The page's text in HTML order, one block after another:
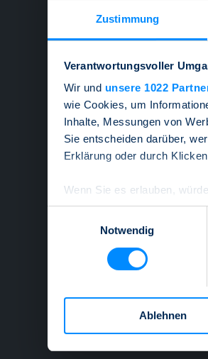
Zustimmung
Verantwortungsvoller
Wir und unsere 1022
wie Cookies, um
Inhalte, Messungen von
Sie entscheiden darüber,
Erklärung oder durch
Wenn Sie es erlauben,
Informationen über
Ihr Gerät durch
Erfahren Sie mehr
Einzelheitenfest.
Wir verwenden Cookies,
und die Zugriffe auf unsere
Website an unsere Partner
möglicherweise mit
Notwendig
Ablehnen